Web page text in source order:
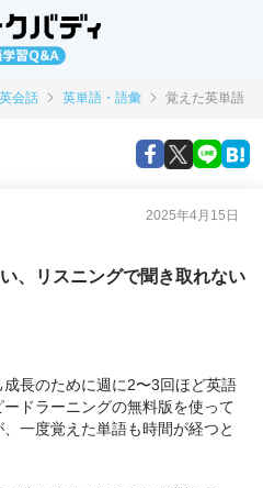
会話 英単語・語彙 覚えた英単語を
2025年4月15日
、リスニングで聞き取れない
長のために週に2〜3回ほど英語
ドラーニングの無料版を使って
一度覚えた単語も時間が経つと